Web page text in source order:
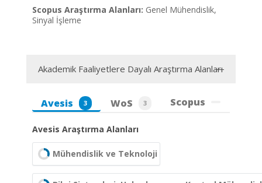
Scopus Araştırma Alanları: Genel Mühendislik,
Sinyal İşleme
Akademik Faaliyetlere Dayalı Araştırma Alanları
Avesis 3 WoS 3 Scopus
Avesis Araştırma Alanları
Mühendislik ve Teknoloji